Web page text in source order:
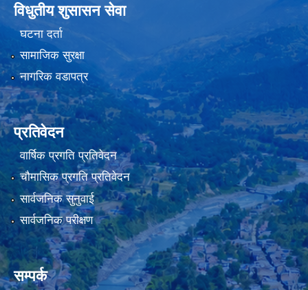
विधुतीय शुसासन सेवा
घटना दर्ता
सामाजिक सुरक्षा
नागरिक वडापत्र
प्रतिवेदन
वार्षिक प्रगति प्रतिवेदन
चौमासिक प्रगति प्रतिवेदन
सार्वजनिक सुनुवाई
सार्वजनिक परीक्षण
सम्पर्क